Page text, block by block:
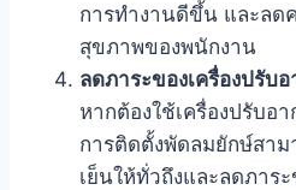
การทำงานดีขึ้น และลด
สุขภาพของพนักงาน
ลดภาระของเครื่องปรับ
หากต้องใช้เครื่องปรับ
การติดตั้งพัดลมยักษ์สา
เย็นให้ทั่วถึงและลดภาร